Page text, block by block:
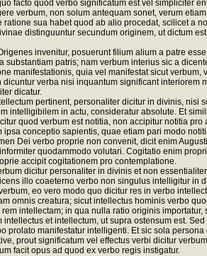
facto quod verbo significatum est vel simpliciter
verbum, non solum antequam sonet, verum
sua habet quod ab alio procedat, scilicet
distinguuntur secundum originem, ut dictum
invenitur, posuerunt filium alium a patre
patris; nam verbum interius sic a
manifestationis, quia vel manifestat sicut
verba nisi inquantum significant
dicatur.
pertinent, personaliter dicitur in divinis,
intelligibilem in actu, consideratur absolute. Et
quod verbum est notitia, non accipitur notitia
conceptio sapientis, quae etiam pari modo
Dei verbo proprie non convenit, dicit enim
quodammodo volutari. Cogitatio enim
accipit cogitationem pro contemplatione.
dicitur personaliter in divinis et non
illo coaeterno verbo non singulus intelligitur
eo vero modo quo dicitur res in verbo
omnis creatura; sicut intellectus hominis verbo
intellectam; in qua nulla ratio originis
et intellectum, ut supra ostensum est.
prolato manifestatur intelligenti. Et sic sola
prout significatum vel effectus verbi dicitur
facit opus ad quod ex verbo regis instigatur.